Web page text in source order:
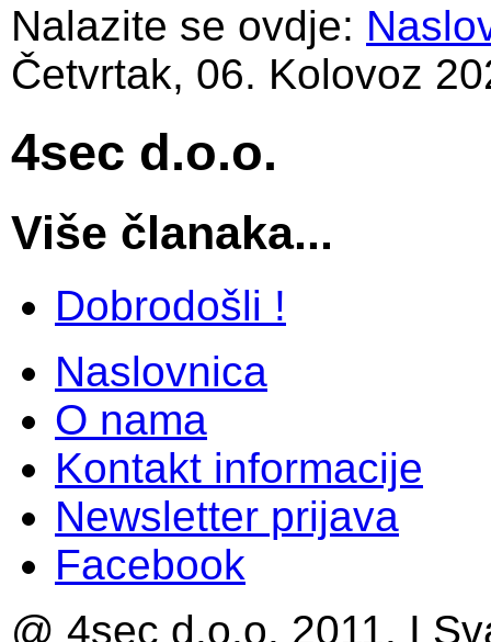
Nalazite se ovdje:
Četvrtak, 06. Kolovoz
4sec d.o.o.
Više članaka...
Dobrodošli !
Naslovnica
O nama
Kontakt informacije
Newsletter prijava
Facebook
@ 4sec d.o.o. 2011. I